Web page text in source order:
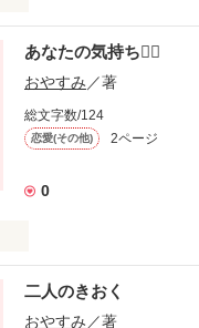
い あなたの気持ち
おやすみ ／著
総文字数/124
恋愛(その他) 2ページ
0
傷ついても
二人のきおく
おやすみ ／著